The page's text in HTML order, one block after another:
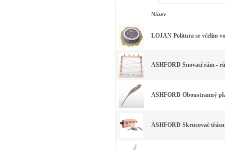
Název
LOJAN Politura se včelím
ASHFORD Snovací rám -
ASHFORD Oboustranný
ASHFORD Skrucovač